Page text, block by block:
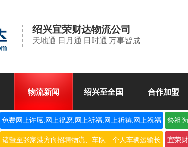
绍兴宜荣财达物流公司
天地通 日月通 日时通 万事皆成
物流新闻 绍兴至全国 合作加盟
免费网上许愿,网上祝愿,网上祈福,网上祈祷,网上祝福 祭祖
诸暨至张家港方向招聘物流、车队、个人车辆运输长 宜荣